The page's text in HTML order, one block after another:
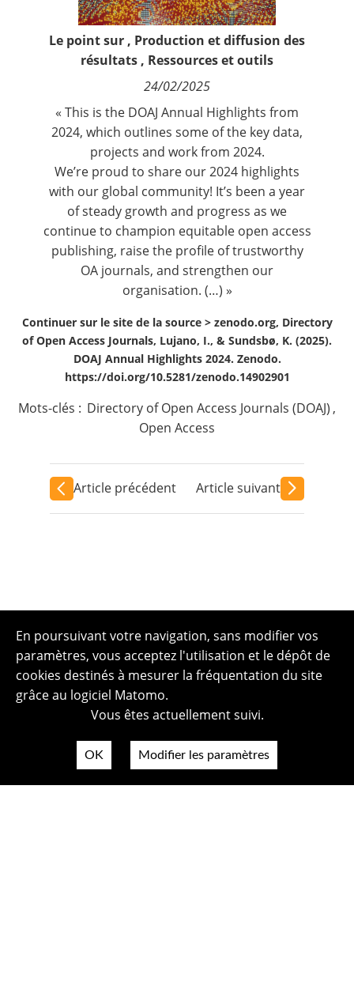
Le point sur , Production et diffusion des
résultats , Ressources et outils
24/02/2025
« This is the DOAJ Annual Highlights from
2024, which outlines some of the key data,
projects and work from 2024.
We’re proud to share our 2024 highlights
with our global community! It’s been a year
of steady growth and progress as we
continue to champion equitable open access
publishing, raise the profile of trustworthy
OA journals, and strengthen our
organisation. (…) »
Continuer sur le site de la source > zenodo.org, Directory
of Open Access Journals, Lujano, I., & Sundsbø, K. (2025).
DOAJ Annual Highlights 2024. Zenodo.
https://doi.org/10.5281/zenodo.14902901
Mots-clés : Directory of Open Access Journals (DOAJ) ,
Open Access
Article précédent Article suivant
En poursuivant votre navigation, sans modifier vos
paramètres, vous acceptez l'utilisation et le dépôt de
cookies destinés à mesurer la fréquentation du site
grâce au logiciel Matomo.
Vous êtes actuellement suivi.
OK Modifier les paramètres